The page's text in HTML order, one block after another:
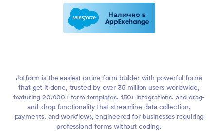
Jotform is the easiest online form builder with powerful forms
that get it done, trusted by over 35 million users worldwide,
featuring 20,000+ form templates, 150+ integrations, and drag-
and-drop functionality that streamline data collection,
payments, and workflows, engineered for businesses requiring
professional forms without coding.